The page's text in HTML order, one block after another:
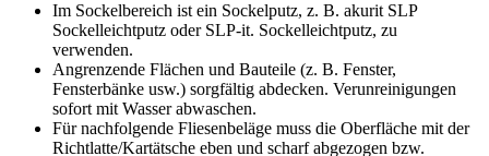
Im Sockelbereich ist ein Sockelputz, z. B. akurit SLP
Sockelleichtputz oder SLP-it. Sockelleichtputz, zu
verwenden.
Angrenzende Flächen und Bauteile (z. B. Fenster,
Fensterbänke usw.) sorgfältig abdecken. Verunreinigungen
sofort mit Wasser abwaschen.
Für nachfolgende Fliesenbeläge muss die Oberfläche mit der
Richtlatte/Kartätsche eben und scharf abgezogen bzw.